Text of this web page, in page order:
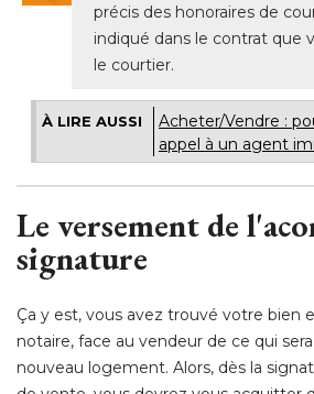
précis des honoraires de
indiqué dans le contrat que
le courtier.
À LIRE AUSSI
Acheter/Vendre :
appel à un agent
Le versement de
signature
Ça y est, vous avez trouvé votre bien
notaire, face au vendeur de ce qui
nouveau logement. Alors, dès la